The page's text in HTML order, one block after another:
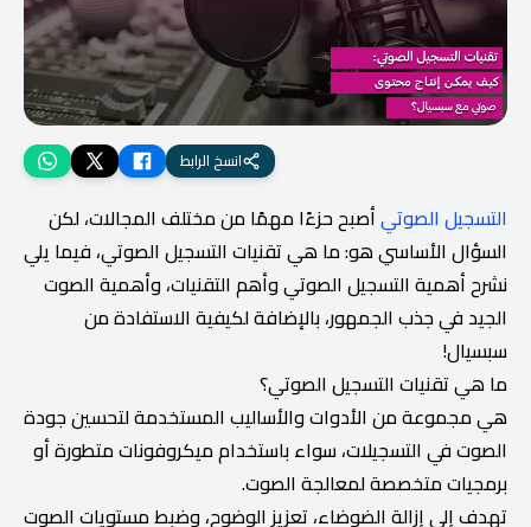
انسخ الرابط
التسجيل الصوتيأصبح حزءًا مهمًا من مختلف المجالات، لكن
السؤال الأساسي هو: ما هي تقنيات التسجيل الصوتي، فيما يلي
نشرح أهمية التسجيل الصوتي وأهم التقنيات، وأهمية الصوت
الجيد في جذب الجمهور، بالإضافة لكيفية الاستفادة من
سبسيال!
ما هي تقنيات التسجيل الصوتي؟
هي مجموعة من الأدوات والأساليب المستخدمة لتحسين جودة
الصوت في التسجيلات، سواء باستخدام ميكروفونات متطورة أو
برمجيات متخصصة لمعالجة الصوت.
تهدف إلى إزالة الضوضاء، تعزيز الوضوح، وضبط مستويات الصوت